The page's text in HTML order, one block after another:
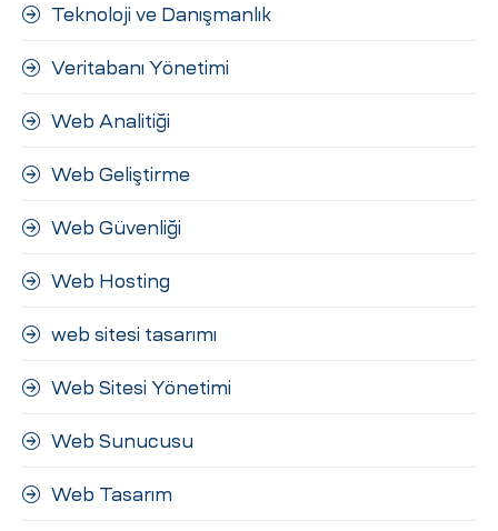
Teknoloji ve Danışmanlık
Veritabanı Yönetimi
Web Analitiği
Web Geliştirme
Web Güvenliği
Web Hosting
web sitesi tasarımı
Web Sitesi Yönetimi
Web Sunucusu
Web Tasarım